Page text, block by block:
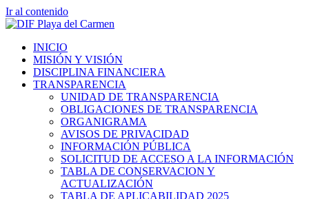
Ir al contenido
INICIO
MISIÓN Y VISIÓN
DISCIPLINA FINANCIERA
TRANSPARENCIA
UNIDAD DE TRANSPARENCIA
OBLIGACIONES DE TRANSPARENCIA
ORGANIGRAMA
AVISOS DE PRIVACIDAD
INFORMACIÓN PÚBLICA
SOLICITUD DE ACCESO A LA INFORMACIÓN
TABLA DE CONSERVACION Y
ACTUALIZACIÓN
TABLA DE APLICABILIDAD 2025